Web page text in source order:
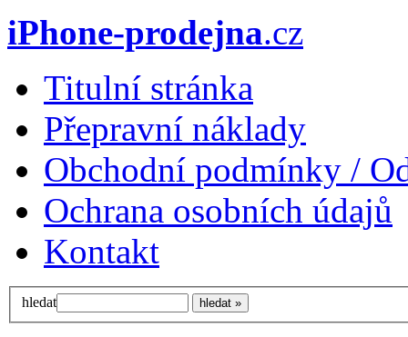
iPhone-prodejna.cz
Titulní stránka
Přepravní náklady
Obchodní podmínky /
Ochrana osobních údajů
Kontakt
hledat